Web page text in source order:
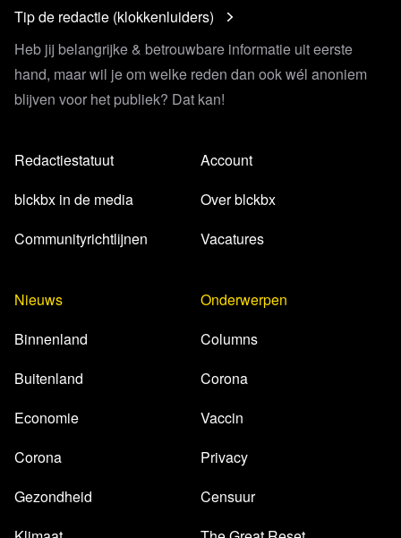
Tip de redactie (klokkenluiders)
Heb jij belangrijke & betrouwbare informatie uit eerste
hand, maar wil je om welke reden dan ook wél anoniem
blijven voor het publiek? Dat kan!
Redactiestatuut
blckbx in de media
Communityrichtlijnen
Account
Over blckbx
Vacatures
Nieuws
Binnenland
Buitenland
Economie
Corona
Gezondheid
Onderwerpen
Columns
Corona
Vaccin
Privacy
Censuur